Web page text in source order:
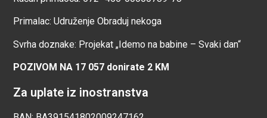
Primalac: Udruženje Obraduj nekoga
Svrha doznake: Projekat „Idemo na babine – Svaki dan“
POZIVOM NA 17 057 donirate 2 KM
Za uplate iz inostranstva